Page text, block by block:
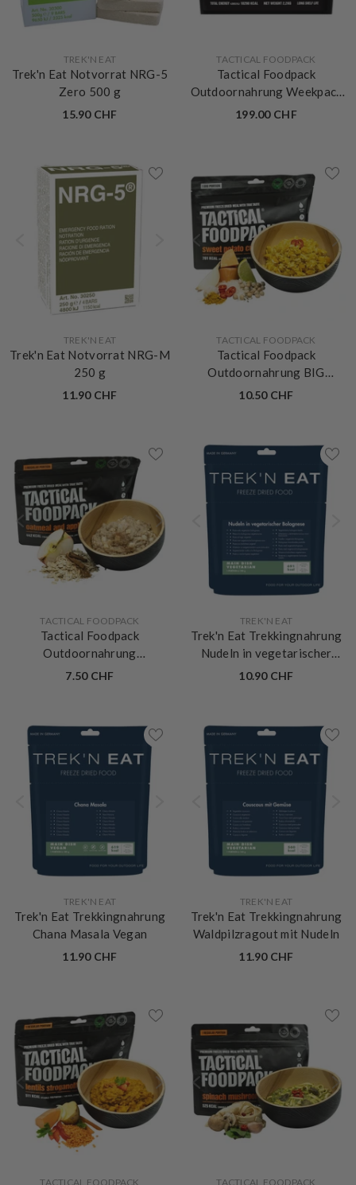
VERKÄUFERIN:TREK'N EAT
Trek'n Eat Notvorrat NRG-5
Zero 500 g
VERKÄUFERIN:TACTICAL FOODPACK
Tactical Foodpack
Outdoornahrung Weekpack
Juliett
VERKÄUFERIN:TREK'N EAT
Trek'n Eat Notvorrat NRG-M
250 g
VERKÄUFERIN:TACTICAL FOODPACK
Tactical Foodpack
Outdoornahrung BIG
Süsskartoffel Curry
VERKÄUFERIN:TACTICAL FOODPACK
Tactical Foodpack
Outdoornahrung
Haferflocken mit Äpfeln
VERKÄUFERIN:TREK'N EAT
Trek'n Eat Trekkingnahrung
Nudeln in vegetarischer
Bolognese
VERKÄUFERIN:TREK'N EAT
Trek'n Eat Trekkingnahrung
Chana Masala Vegan
VERKÄUFERIN:TREK'N EAT
Trek'n Eat Trekkingnahrung
Waldpilzragout mit Nudeln